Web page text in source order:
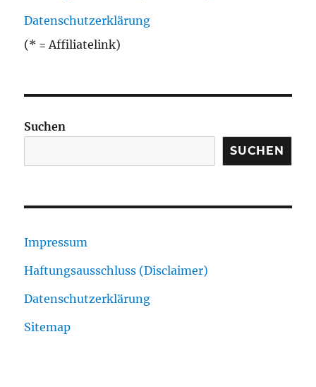
Datenschutzerklärung
(* = Affiliatelink)
Suchen
SUCHEN
Impressum
Haftungsausschluss (Disclaimer)
Datenschutzerklärung
Sitemap